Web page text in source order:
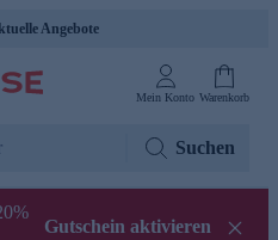
Angebote
Mein Konto Warenkorb
Suchen
Gutschein aktivieren